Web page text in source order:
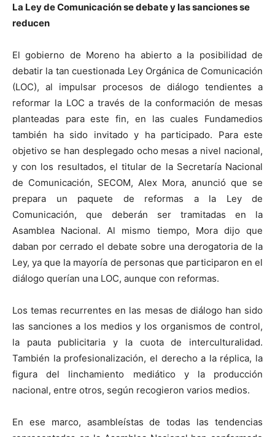
La Ley de Comunicación se debate y las sanciones se
reducen
El gobierno de Moreno ha abierto a la posibilidad de
debatir la tan cuestionada Ley Orgánica de Comunicación
(LOC), al impulsar procesos de diálogo tendientes a
reformar la LOC a través de la conformación de mesas
planteadas para este fin, en las cuales Fundamedios
también ha sido invitado y ha participado. Para este
objetivo se han desplegado ocho mesas a nivel nacional,
y con los resultados, el titular de la Secretaría Nacional
de Comunicación, SECOM, Alex Mora, anunció que se
prepara un paquete de reformas a la Ley de
Comunicación, que deberán ser tramitadas en la
Asamblea Nacional. Al mismo tiempo, Mora dijo que
daban por cerrado el debate sobre una derogatoria de la
Ley, ya que la mayoría de personas que participaron en el
diálogo querían una LOC, aunque con reformas.
Los temas recurrentes en las mesas de diálogo han sido
las sanciones a los medios y los organismos de control,
la pauta publicitaria y la cuota de interculturalidad.
También la profesionalización, el derecho a la réplica, la
figura del linchamiento mediático y la producción
nacional, entre otros, según recogieron varios medios.
En ese marco, asambleístas de todas las tendencias